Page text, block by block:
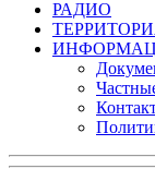
РАДИО